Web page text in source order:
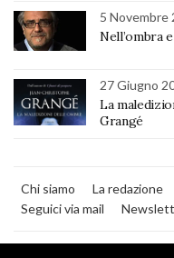
5 Novembre
Nell’ombra
27 Giugno
La
Grangé
Chi siamo La redazione
Seguici via mail